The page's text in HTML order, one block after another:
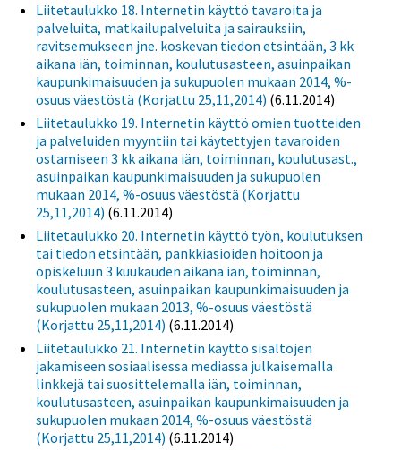
Liitetaulukko 18. Internetin käyttö tavaroita ja
palveluita, matkailupalveluita ja sairauksiin,
ravitsemukseen jne. koskevan tiedon etsintään, 3 kk
aikana iän, toiminnan, koulutusasteen, asuinpaikan
kaupunkimaisuuden ja sukupuolen mukaan 2014, %-
osuus väestöstä (Korjattu 25,11,2014) (6.11.2014)
Liitetaulukko 19. Internetin käyttö omien tuotteiden
ja palveluiden myyntiin tai käytettyjen tavaroiden
ostamiseen 3 kk aikana iän, toiminnan, koulutusast.,
asuinpaikan kaupunkimaisuuden ja sukupuolen
mukaan 2014, %-osuus väestöstä (Korjattu
25,11,2014) (6.11.2014)
Liitetaulukko 20. Internetin käyttö työn, koulutuksen
tai tiedon etsintään, pankkiasioiden hoitoon ja
opiskeluun 3 kuukauden aikana iän, toiminnan,
koulutusasteen, asuinpaikan kaupunkimaisuuden ja
sukupuolen mukaan 2013, %-osuus väestöstä
(Korjattu 25,11,2014) (6.11.2014)
Liitetaulukko 21. Internetin käyttö sisältöjen
jakamiseen sosiaalisessa mediassa julkaisemalla
linkkejä tai suosittelemalla iän, toiminnan,
koulutusasteen, asuinpaikan kaupunkimaisuuden ja
sukupuolen mukaan 2014, %-osuus väestöstä
(Korjattu 25,11,2014) (6.11.2014)